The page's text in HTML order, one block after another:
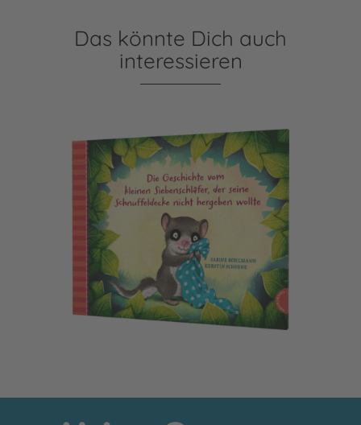
Das könnte Dich auch
interessieren
Der kleine Siebenschläfer 3: Die Geschichte vom kleinen